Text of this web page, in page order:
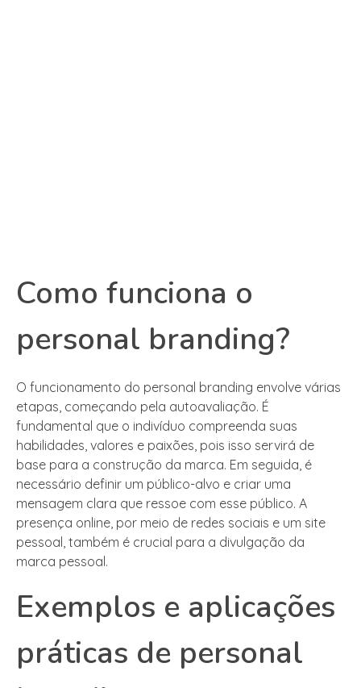
Como funciona o
personal branding?
O funcionamento do personal branding envolve várias
etapas, começando pela autoavaliação. É
fundamental que o indivíduo compreenda suas
habilidades, valores e paixões, pois isso servirá de
base para a construção da marca. Em seguida, é
necessário definir um público-alvo e criar uma
mensagem clara que ressoe com esse público. A
presença online, por meio de redes sociais e um site
pessoal, também é crucial para a divulgação da
marca pessoal.
Exemplos e aplicações
práticas de personal